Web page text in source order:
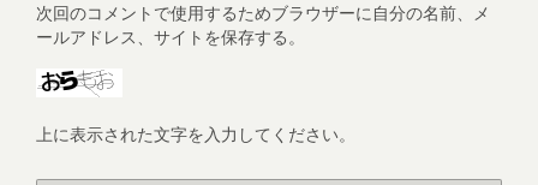
次回のコメントで使用するためブラウザーに自分の名前、メ
ールアドレス、サイトを保存する。
上に表示された文字を入力してください。